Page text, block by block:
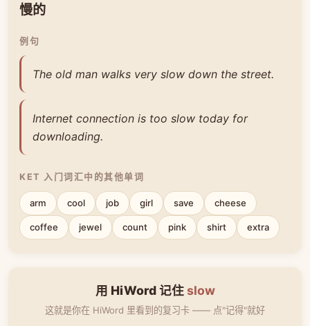
慢的
例句
The old man walks very slow down the street.
Internet connection is too slow today for
downloading.
KET 入门词汇中的其他单词
arm cool job girl save cheese
coffee jewel count pink shirt extra
用 HiWord 记住slow
这就是你在 HiWord 里看到的复习卡 —— 点"记得"就好